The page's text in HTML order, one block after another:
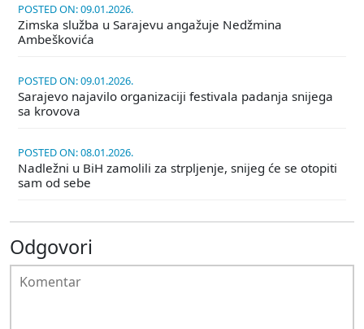
POSTED ON: 09.01.2026.
Zimska služba u Sarajevu angažuje Nedžmina
Ambeškovića
POSTED ON: 09.01.2026.
Sarajevo najavilo organizaciji festivala padanja snijega
sa krovova
POSTED ON: 08.01.2026.
Nadležni u BiH zamolili za strpljenje, snijeg će se otopiti
sam od sebe
Odgovori